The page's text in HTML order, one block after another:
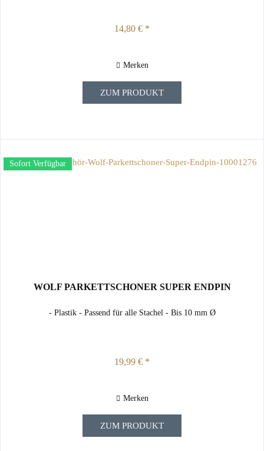
14,80 € *
Merken
ZUM PRODUKT
Sofort Verfügbar
WOLF PARKETTSCHONER SUPER ENDPIN
- Plastik - Passend für alle Stachel - Bis 10 mm Ø
19,99 € *
Merken
ZUM PRODUKT